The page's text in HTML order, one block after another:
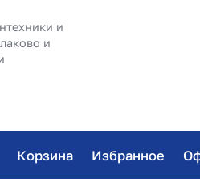
и
и
Корзина Избранное